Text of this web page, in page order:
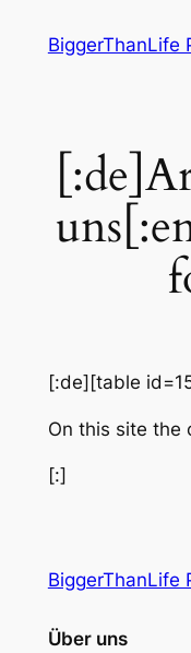
InhaltBiggerThanLife
[:de][table
On this site the
[:]
BiggerThanLife
Über uns